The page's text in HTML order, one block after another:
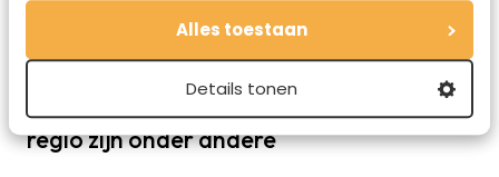
Alles toestaan
Details tonen
Beroemde en populaire wijnen uit deze
regio zijn onder andere